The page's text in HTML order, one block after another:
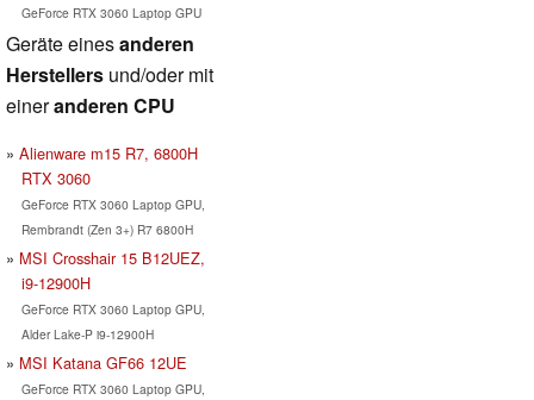
GeForce RTX 3060 Laptop GPU
Geräte einesanderen
Herstellers und/oder mit
eineranderen CPU
Alienware m15 R7, 6800H
RTX 3060
GeForce RTX 3060 Laptop GPU,
Rembrandt (Zen 3+) R7 6800H
MSI Crosshair 15 B12UEZ,
i9-12900H
GeForce RTX 3060 Laptop GPU,
Alder Lake-P i9-12900H
MSI Katana GF66 12UE
GeForce RTX 3060 Laptop GPU,